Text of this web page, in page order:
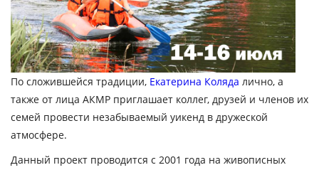
По сложившейся традиции, Екатерина Коляда лично, а
также от лица АКМР приглашает коллег, друзей и членов их
семей провести незабываемый уикенд в дружеской
атмосфере.
Данный проект проводится с 2001 года на живописных